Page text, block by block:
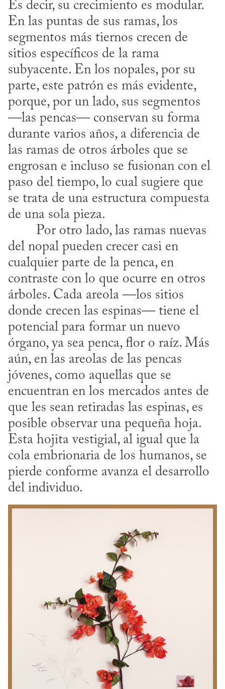
Es decir, su crecimiento es modular.
En las puntas de sus ramas, los
segmentos más tiernos crecen de
sitios específicos de la rama
subyacente. En los nopales, por su
parte, este patrón es más evidente,
porque, por un lado, sus segmentos
—las pencas— conservan su forma
durante varios años, a diferencia de
las ramas de otros árboles que se
engrosan e incluso se fusionan con el
paso del tiempo, lo cual sugiere que
se trata de una estructura compuesta
de una sola pieza.
del nopal pueden crecer casi en
cualquier parte de la penca, en
contraste con lo que ocurre en otros
árboles. Cada areola —los sitios
donde crecen las espinas— tiene el
potencial para formar un nuevo
órgano, ya sea penca, flor o raíz. Más
aún, en las areolas de las pencas
jóvenes, como aquellas que se
encuentran en los mercados antes de
que les sean retiradas las espinas, es
posible observar una pequeña hoja.
Esta hojita vestigial, al igual que la
cola embrionaria de los humanos, se
pierde conforme avanza el desarrollo
del individuo.